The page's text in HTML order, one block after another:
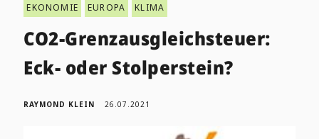
EKONOMIE EUROPA KLIMA
CO2-Grenzausgleichsteuer:
Eck- oder Stolperstein?
RAYMOND KLEIN 26.07.2021